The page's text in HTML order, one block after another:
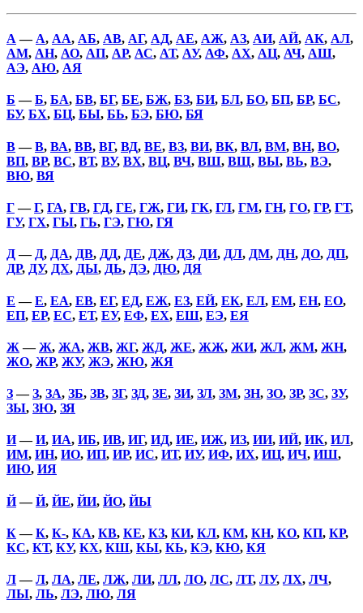
А — А, АА, АБ, АВ, АГ, АД, АЕ, АЖ, АЗ, АИ, АЙ, АК, АЛ,
АМ, АН, АО, АП, АР, АС, АТ, АУ, АФ, АХ, АЦ, АЧ, АШ,
АЭ, АЮ, АЯ
Б —Б, БА, БВ, БГ, БЕ, БЖ, БЗ, БИ, БЛ, БО, БП, БР, БС,
БУ, БХ, БЦ, БЫ, БЬ, БЭ, БЮ, БЯ
В—В, ВА, ВВ, ВГ, ВД, ВЕ, ВЗ, ВИ, ВК, ВЛ, ВМ, ВН, ВО,
ВП, ВР, ВС, ВТ, ВУ, ВХ, ВЦ, ВЧ, ВШ, ВЩ, ВЫ, ВЬ, ВЭ,
ВЮ, ВЯ
Г—Г, ГА, ГВ, ГД, ГЕ, ГЖ, ГИ, ГК, ГЛ, ГМ, ГН, ГО, ГР, ГТ,
ГУ, ГХ, ГЫ, ГЬ, ГЭ, ГЮ, ГЯ
Д— Д, ДА, ДВ, ДД, ДЕ, ДЖ, ДЗ, ДИ, ДЛ, ДМ, ДН, ДО, ДП,
ДР, ДУ, ДХ, ДЫ, ДЬ, ДЭ, ДЮ, ДЯ
Е —Е, ЕА, ЕВ, ЕГ, ЕД, ЕЖ, ЕЗ, ЕЙ, ЕК, ЕЛ, ЕМ, ЕН, ЕО,
ЕП, ЕР, ЕС, ЕТ, ЕУ, ЕФ, ЕХ, ЕШ, ЕЭ, ЕЯ
Ж —Ж, ЖА, ЖВ, ЖГ, ЖД, ЖЕ, ЖЖ, ЖИ, ЖЛ, ЖМ, ЖН,
ЖО, ЖР, ЖУ, ЖЭ, ЖЮ, ЖЯ
З—З, ЗА, ЗБ, ЗВ, ЗГ, ЗД, ЗЕ, ЗИ, ЗЛ, ЗМ, ЗН, ЗО, ЗР, ЗС, ЗУ,
ЗЫ, ЗЮ, ЗЯ
И—И, ИА, ИБ, ИВ, ИГ, ИД, ИЕ, ИЖ, ИЗ, ИИ, ИЙ, ИК, ИЛ,
ИМ, ИН, ИО, ИП, ИР, ИС, ИТ, ИУ, ИФ, ИХ, ИЦ, ИЧ, ИШ,
ИЮ, ИЯ
Й—Й, ЙЕ, ЙИ, ЙО, ЙЫ
К—К, К-, КА, КВ, КЕ, КЗ, КИ, КЛ, КМ, КН, КО, КП, КР,
КС, КТ, КУ, КХ, КШ, КЫ, КЬ, КЭ, КЮ, КЯ
Л—Л, ЛА, ЛЕ, ЛЖ, ЛИ, ЛЛ, ЛО, ЛС, ЛТ, ЛУ, ЛХ, ЛЧ,
ЛЫ, ЛЬ, ЛЭ, ЛЮ, ЛЯ